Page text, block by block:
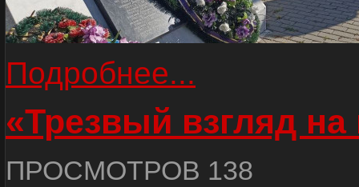
Подробнее...
«Трезвый взгляд на
ПРОСМОТРОВ 138